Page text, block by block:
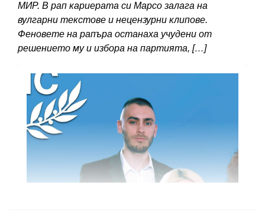
МИР. В рап кариерата си Марсо залага на
вулгарни текстове и нецензурни клипове.
Феновете на рапъра останаха учудени от
решението му и избора на партията, […]